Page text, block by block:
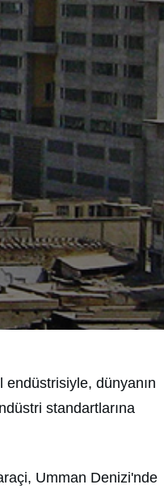
dünyanın
standartlarına
Umman Denizi'nde